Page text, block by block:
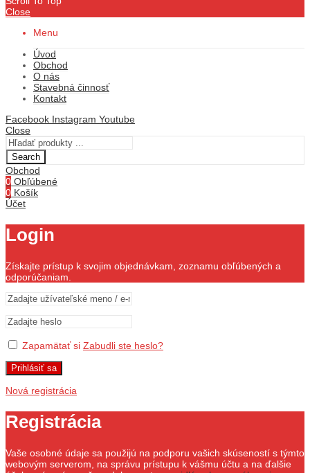
Close
Menu
Úvod
Obchod
O nás
Stavebná činnosť
Kontakt
Facebook Instagram Youtube
Close
Search
Obchod
0 Obľúbené
0 Košík
Účet
Login
Získajte prístup k svojim objednávkam, zoznamu obľúbených a
odporúčaniam.
Zapamätať si Zabudli ste heslo?
Prihlásiť sa
Nová registrácia
Registrácia
Vaše osobné údaje sa použijú na podporu vašich skúseností s týmto
webovým serverom, na správu prístupu k vášmu účtu a na ďalšie